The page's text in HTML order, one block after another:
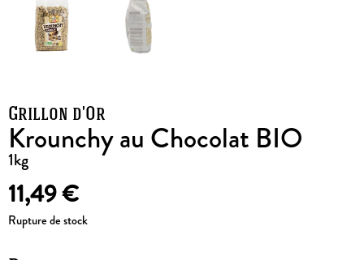
Grillon d'Or
Krounchy au Chocolat BIO
1kg
11,49€
Rupture de stock